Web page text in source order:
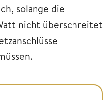
solange die
nicht überschreitet